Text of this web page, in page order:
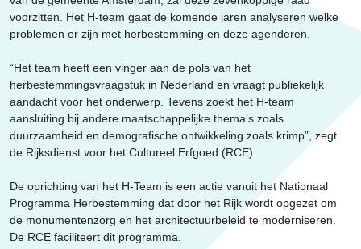
voorzitten. Het H-team gaat de komende jaren analyseren welke
problemen er zijn met herbestemming en deze agenderen.
“Het team heeft een vinger aan de pols van het
herbestemmingsvraagstuk in Nederland en vraagt publiekelijk
aandacht voor het onderwerp. Tevens zoekt het H-team
aansluiting bij andere maatschappelijke thema’s zoals
duurzaamheid en demografische ontwikkeling zoals krimp”, zegt
de Rijksdienst voor het Cultureel Erfgoed (RCE).
De oprichting van het H-Team is een actie vanuit het Nationaal
Programma Herbestemming dat door het Rijk wordt opgezet om
de monumentenzorg en het architectuurbeleid te moderniseren.
De RCE faciliteert dit programma.